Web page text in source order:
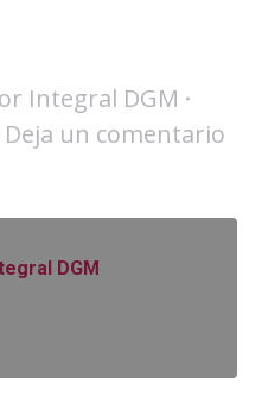
Integral DGM
Deja un comentario
DGM